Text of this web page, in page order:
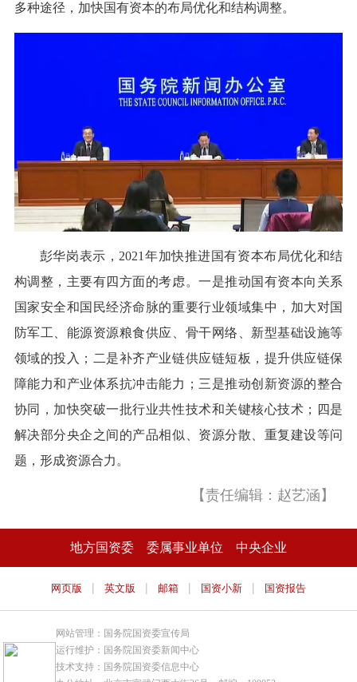
多种途径，加快国有资本的布局优化和结构调整。
彭华岗表示，2021年加快推进国有资本布局优化和结
构调整，主要有四方面的考虑。一是推动国有资本向关系
国家安全和国民经济命脉的重要行业领域集中，加大对国
防军工、能源资源粮食供应、骨干网络、新型基础设施等
领域的投入；二是补齐产业链供应链短板，提升供应链保
障能力和产业体系抗冲击能力；三是推动创新资源的整合
协同，加快突破一批行业共性技术和关键核心技术；四是
解决部分央企之间的产品相似、资源分散、重复建设等问
题，形成资源合力。
【责任编辑：赵艺涵】
地方国资委 委属事业单位 中央企业
网页版 | 英文版 | 邮箱 | 国资小新 | 国资报告
网站管理：国务院国资委宣传局
运行维护：国务院国资委新闻中心
技术支持：国务院国资委信息中心